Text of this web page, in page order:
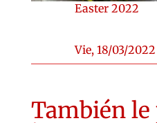
Easter 2022
Vie, 18/03/2022
También le